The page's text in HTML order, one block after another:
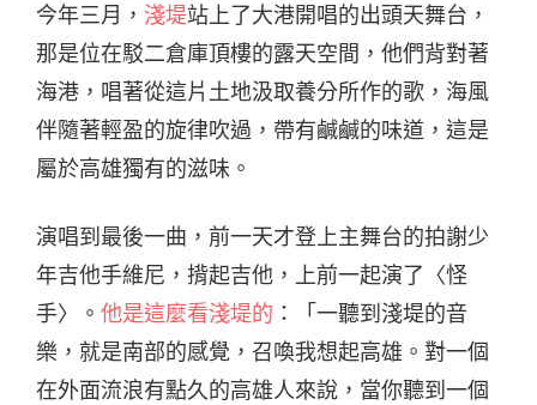
今年三月， 淺堤站上了大港開唱的出頭天舞台，
那是位在駁二倉庫頂樓的露天空間，他們背對著
海港，唱著從這片土地汲取養分所作的歌，海風
伴隨著輕盈的旋律吹過，帶有鹹鹹的味道，這是
屬於高雄獨有的滋味。
演唱到最後一曲，前一天才登上主舞台的拍謝少
年吉他手維尼，揹起吉他，上前一起演了〈怪
手〉。 他是這麼看淺堤的 ：「一聽到淺堤的音
樂，就是南部的感覺，召喚我想起高雄。對一個
在外面流浪有點久的高雄人來說，當你聽到一個